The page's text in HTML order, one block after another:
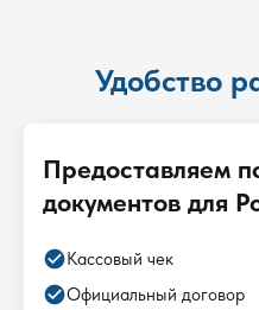
Удобство
Предоставляем
документов для
check_circleКассовый чек
check_circleОфициальный договор